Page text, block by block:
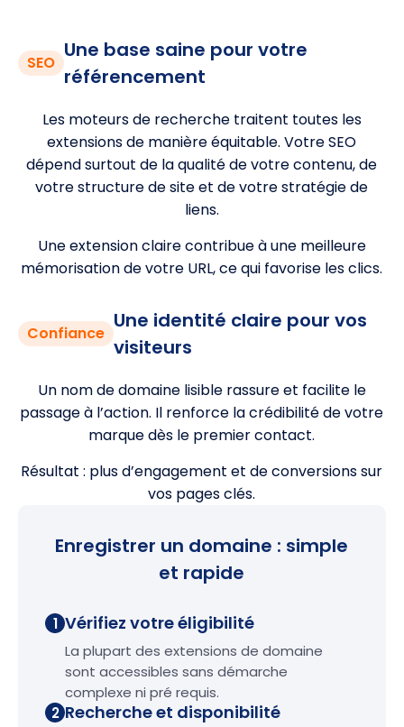
SEO
Une base saine pour votre
référencement
Les moteurs de recherche traitent toutes les
extensions de manière équitable. Votre SEO
dépend surtout de la qualité de votre contenu, de
votre structure de site et de votre stratégie de
liens.
Une extension claire contribue à une meilleure
mémorisation de votre URL, ce qui favorise les clics.
Confiance
Une identité claire pour vos
visiteurs
Un nom de domaine lisible rassure et facilite le
passage à l’action. Il renforce la crédibilité de votre
marque dès le premier contact.
Résultat : plus d’engagement et de conversions sur
vos pages clés.
Enregistrer un domaine : simple
et rapide
1 Vérifiez votre éligibilité
La plupart des extensions de domaine
sont accessibles sans démarche
complexe ni pré requis.
2 Recherche et disponibilité